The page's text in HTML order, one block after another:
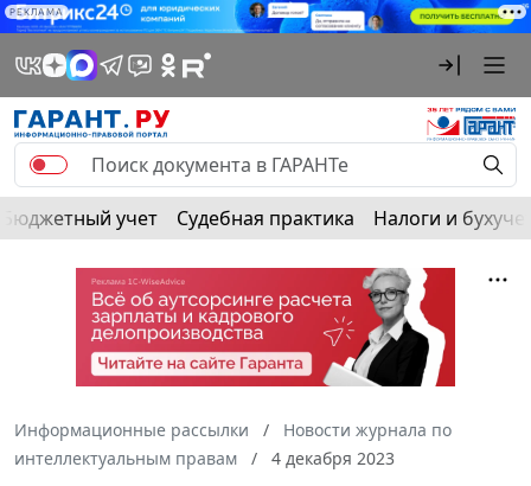
РЕКЛАМА
Бюджетный учет Судебная практика Налоги и
Информационные рассылки
Новости журнала по
интеллектуальным правам
4 декабря 2023